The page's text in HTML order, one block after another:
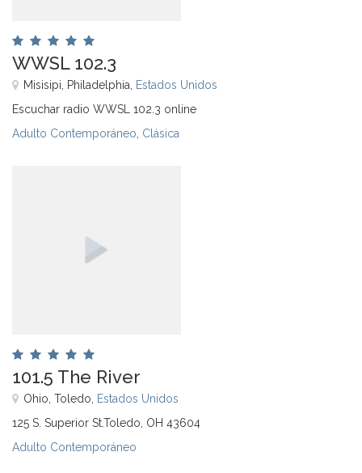
WWSL 102.3
Misisipi, Philadelphia, Estados Unidos
Escuchar radio WWSL 102.3 online
Adulto Contemporáneo Clásica
101.5 The River
Ohio, Toledo, Estados Unidos
125 S. Superior St.Toledo, OH 43604
Adulto Contemporáneo